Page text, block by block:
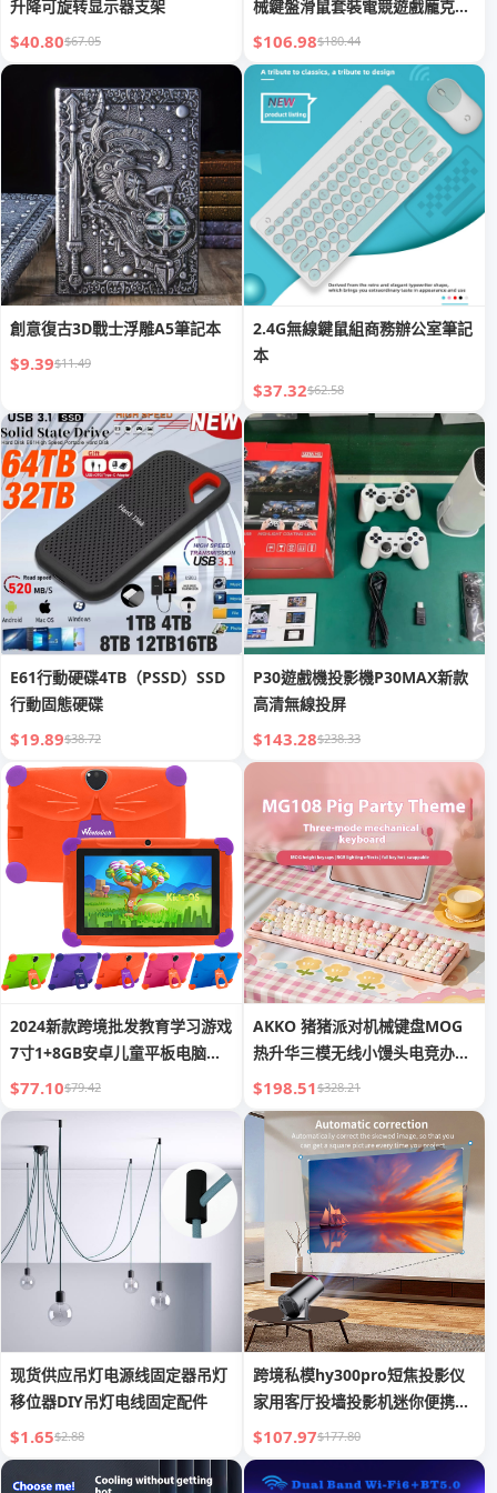
升降可旋转显示器支架
$40.80$67.05
械鍵盤滑鼠套裝電競遊戲龐克鍵
盤usb
$106.98$180.44
創意復古3D戰士浮雕A5筆記本
$9.39$11.49
2.4G無線鍵鼠組商務辦公室筆記
本
$37.32$62.58
E61行動硬碟4TB（PSSD）SSD
行動固態硬碟
$19.89$38.72
P30遊戲機投影機P30MAX新款
高清無線投屏
$143.28$238.33
2024新款跨境批发教育学习游戏
7寸1+8GB安卓儿童平板电脑学
习机
$77.10$79.42
AKKO 猪猪派对机械键盘MOG
热升华三模无线小馒头电竞办公
通用键盘
$198.51$328.21
现货供应吊灯电源线固定器吊灯
移位器DIY吊灯电线固定配件
$1.65$2.88
跨境私模hy300pro短焦投影仪
家用客厅投墙投影机迷你便携4K
超清厂
$107.97$177.80